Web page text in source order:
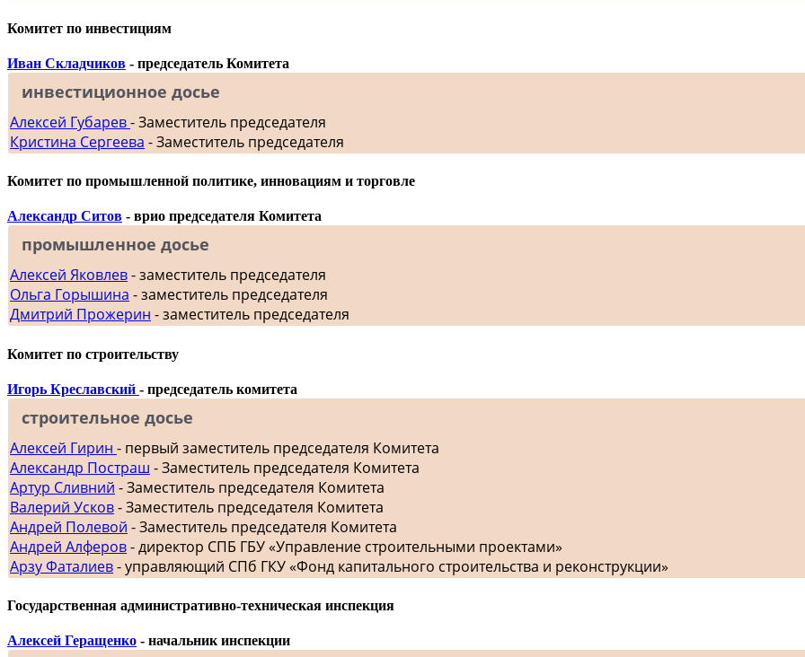
Комитет по инвестициям
Иван Складчиков - председатель Комитета
инвестиционное досье
Алексей Губарев- Заместитель председателя
Кристина Сергеева - Заместитель председателя
Комитет по промышленной политике, инновациям и торговле
Александр Ситов - врио председателя Комитета
промышленное досье
Алексей Яковлев- заместитель председателя
Ольга Горышина - заместитель председателя
Дмитрий Прожерин - заместитель председателя
Комитет по строительству
Игорь Креславский - председатель комитета
строительное досье
Алексей Гирин - первый заместитель председателя Комитета
Александр Постраш - Заместитель председателя Комитета
Артур Сливний - Заместитель председателя Комитета
Валерий Усков- Заместитель председателя Комитета
Андрей Полевой - Заместитель председателя Комитета
Андрей Алферов- директор СПБ ГБУ «Управление строительными проектами»
Арзу Фаталиев- управляющий СПб ГКУ «Фонд капитального строительства и реконструкции»
Государственная административно-техническая инспекция
Алексей Геращенко - начальник инспекции